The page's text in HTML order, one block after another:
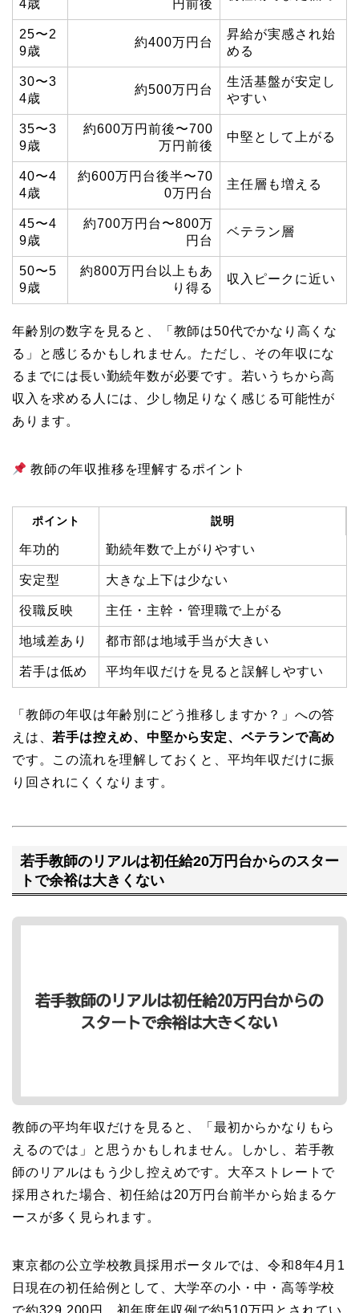
4歳
円前後
25〜2
9歳
約400万円台
昇給が実感され始
める
30〜3
4歳
約500万円台
生活基盤が安定し
やすい
35〜3
9歳
約600万円前後〜700
万円前後
中堅として上がる
40〜4
4歳
約600万円台後半〜70
0万円台
主任層も増える
45〜4
9歳
約700万円台〜800万
円台
ベテラン層
50〜5
9歳
約800万円台以上もあ
り得る
収入ピークに近い
年齢別の数字を見ると、「教師は50代でかなり高くな
る」と感じるかもしれません。ただし、その年収にな
るまでには長い勤続年数が必要です。若いうちから高
収入を求める人には、少し物足りなく感じる可能性が
あります。
教師の年収推移を理解するポイント
ポイント 説明
年功的 勤続年数で上がりやすい
安定型 大きな上下は少ない
役職反映 主任・主幹・管理職で上がる
地域差あり 都市部は地域手当が大きい
若手は低め 平均年収だけを見ると誤解しやすい
「教師の年収は年齢別にどう推移しますか？」への答
えは、若手は控えめ、中堅から安定、ベテランで高め
です。この流れを理解しておくと、平均年収だけに振
り回されにくくなります。
若手教師のリアルは初任給20万円台からのスター
トで余裕は大きくない
教師の平均年収だけを見ると、「最初からかなりもら
えるのでは」と思うかもしれません。しかし、若手教
師のリアルはもう少し控えめです。大卒ストレートで
採用された場合、初任給は20万円台前半から始まるケ
ースが多く見られます。
東京都の公立学校教員採用ポータルでは、令和8年4月1
日現在の初任給例として、大学卒の小・中・高等学校
で約329,200円、初年度年収例で約510万円とされてい